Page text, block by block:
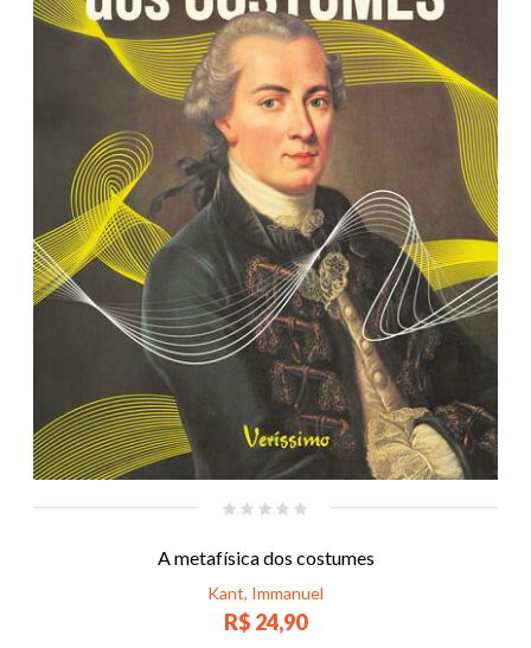
A metafísica dos costumes
Kant, Immanuel
R$ 24,90